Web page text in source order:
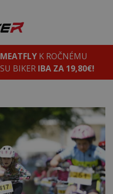
K ROČNÉMU
BIKER IBA ZA 19,80€!